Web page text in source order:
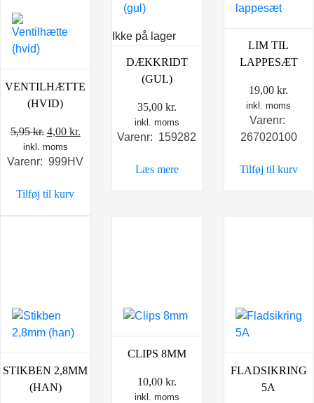
VENTILHÆTTE
(HVID)
5,95kr. Den
oprindelige
pris
5,95 kr..
4,00 kr.
pris
inkl. moms
Varenr: 999HV
Tilføj til kurv
Ikke på lager
DÆKKRIDT
(GUL)
35,00 kr.
inkl. moms
Varenr: 159282
Læs mere
LIM TIL
LAPPESÆT
19,00kr.
inkl. moms
Varenr:
267020100
Tilføj til kurv
STIKBEN 2,8MM
(HAN)
CLIPS 8MM
10,00 kr.
inkl. moms
FLADSIKRING
5A